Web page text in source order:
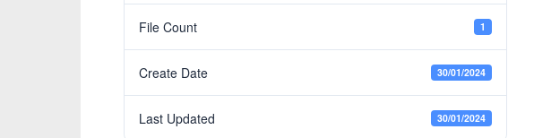
File Count 1
Create Date 30/01/2024
Last Updated 30/01/2024